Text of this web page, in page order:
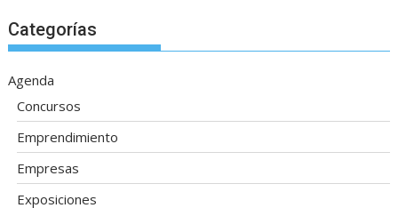
Categorías
Agenda
Concursos
Emprendimiento
Empresas
Exposiciones